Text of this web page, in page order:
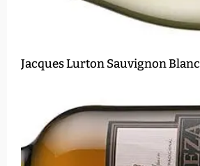
Jacques Lurton Sauvignon Blanc